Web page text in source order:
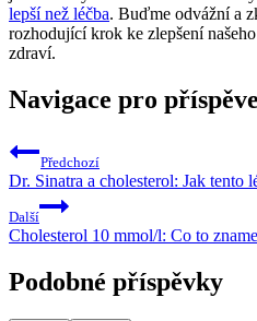
lepší než léčba. Buďme odvážní a
rozhodující krok ke zlepšení
zdraví.
Navigace pro
Předchozí
Dr. Sinatra a cholesterol: Jak tento
Další
Cholesterol 10 mmol/l: Co to
Podobné příspěvky